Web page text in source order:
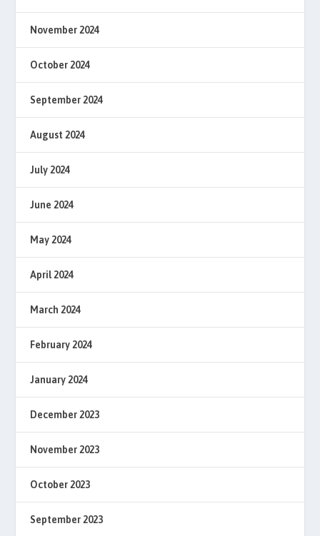
November 2024
October 2024
September 2024
August 2024
July 2024
June 2024
May 2024
April 2024
March 2024
February 2024
January 2024
December 2023
November 2023
October 2023
September 2023